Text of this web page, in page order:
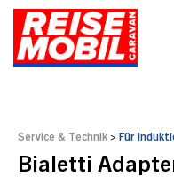
Service & Technik > Für
Bialetti